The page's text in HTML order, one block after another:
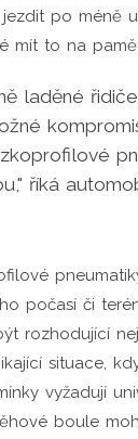
po méně
mít to na
laděné
říká
počasí či
rozhodující
situace,
vyžadují
boule